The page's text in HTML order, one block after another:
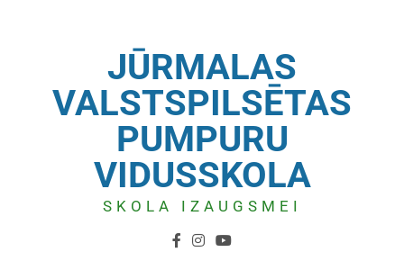
JŪRMALAS
VALSTSPILSĒTAS
PUMPURU
VIDUSSKOLA
SKOLA IZAUGSMEI